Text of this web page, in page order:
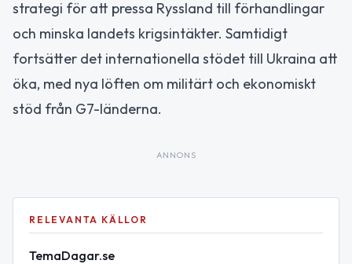
strategi för att pressa Ryssland till förhandlingar
och minska landets krigsintäkter. Samtidigt
fortsätter det internationella stödet till Ukraina att
öka, med nya löften om militärt och ekonomiskt
stöd från G7-länderna.
ANNONS
RELEVANTA KÄLLOR
TemaDagar.se